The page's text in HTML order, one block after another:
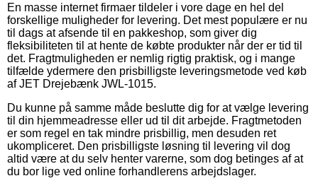
En masse internet firmaer tildeler i vore dage en hel del
forskellige muligheder for levering. Det mest populære er nu
til dags at afsende til en pakkeshop, som giver dig
fleksibiliteten til at hente de købte produkter når der er tid til
det. Fragtmuligheden er nemlig rigtig praktisk, og i mange
tilfælde ydermere den prisbilligste leveringsmetode ved køb
af JET Drejebænk JWL-1015.
Du kunne på samme måde beslutte dig for at vælge levering
til din hjemmeadresse eller ud til dit arbejde. Fragtmetoden
er som regel en tak mindre prisbillig, men desuden ret
ukompliceret. Den prisbilligste løsning til levering vil dog
altid være at du selv henter varerne, som dog betinges af at
du bor lige ved online forhandlerens arbejdslager.